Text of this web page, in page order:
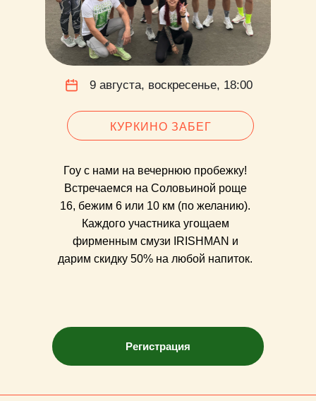
Регистрация
9 августа, воскресенье, 18:00
КУРКИНО ЗАБЕГ
Гоу с нами на вечернюю пробежку!
Встречаемся на Соловьиной роще
16, бежим 6 или 10 км (по желанию).
Каждого участника угощаем
фирменным смузи IRISHMAN и
дарим скидку 50% на любой напиток.